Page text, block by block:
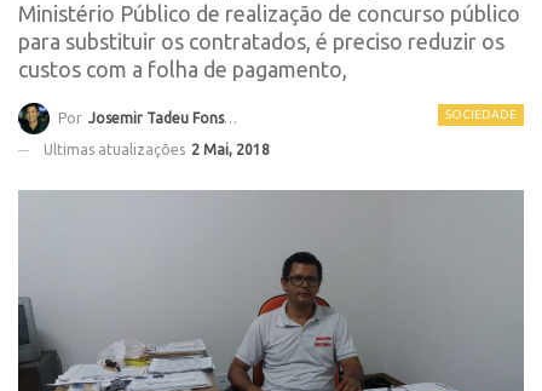
Ministério Público de realização de concurso público
para substituir os contratados, é preciso reduzir os
custos com a folha de pagamento,
SOCIEDADE
Por Josemir Tadeu Fonseca
Ultimas atualizações 2 Mai, 2018